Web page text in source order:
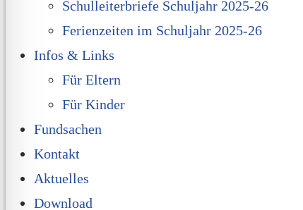
Schulleiterbriefe Schuljahr 2025-26
Ferienzeiten im Schuljahr 2025-26
Infos & Links
Für Eltern
Für Kinder
Fundsachen
Kontakt
Aktuelles
Download